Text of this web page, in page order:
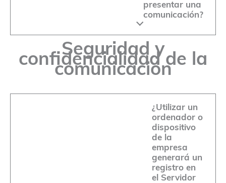
presentar una
comunicación?
Seguridad y
confidencialidad de la
comunicación
¿Utilizar un
ordenador o
dispositivo
de la
empresa
generará un
registro en
el Servidor